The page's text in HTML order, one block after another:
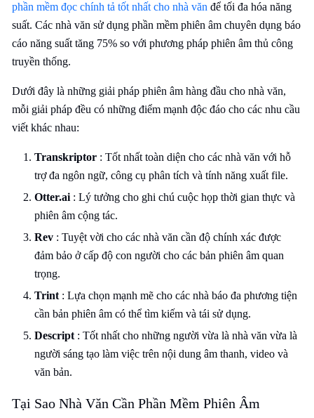
phần mềm đọc chính tả tốt nhất cho nhà văn để tối đa hóa năng
suất. Các nhà văn sử dụng phần mềm phiên âm chuyên dụng báo
cáo năng suất tăng 75% so với phương pháp phiên âm thủ công
truyền thống.
Dưới đây là những giải pháp phiên âm hàng đầu cho nhà văn,
mỗi giải pháp đều có những điểm mạnh độc đáo cho các nhu cầu
viết khác nhau:
Transkriptor : Tốt nhất toàn diện cho các nhà văn với hỗ
trợ đa ngôn ngữ, công cụ phân tích và tính năng xuất file.
Otter.ai : Lý tưởng cho ghi chú cuộc họp thời gian thực và
phiên âm cộng tác.
Rev : Tuyệt vời cho các nhà văn cần độ chính xác được
đảm bảo ở cấp độ con người cho các bản phiên âm quan
trọng.
Trint : Lựa chọn mạnh mẽ cho các nhà báo đa phương tiện
cần bản phiên âm có thể tìm kiếm và tái sử dụng.
Descript : Tốt nhất cho những người vừa là nhà văn vừa là
người sáng tạo làm việc trên nội dung âm thanh, video và
văn bản.
Tại Sao Nhà Văn Cần Phần Mềm Phiên Âm